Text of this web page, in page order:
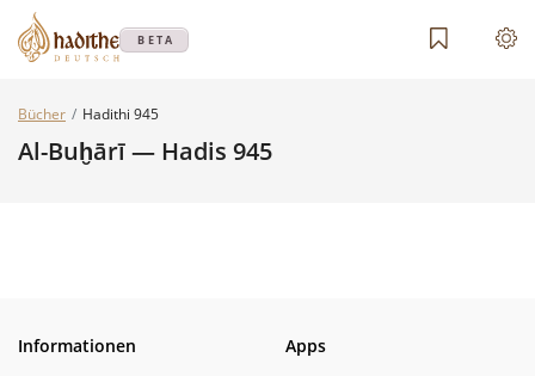
BETA
Bücher Hadithi 945
Al-Buḫārī — Hadis 945
Informationen
Apps